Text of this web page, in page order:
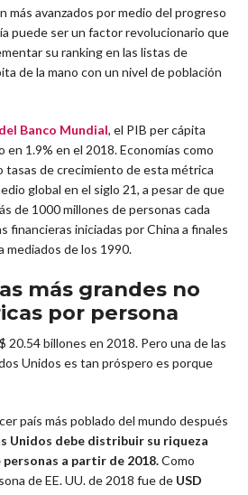
más avanzados por medio del progreso
puede ser un factor revolucionario que
su ranking en las listas de
de la mano con un nivel de población
Banco Mundial, el PIB per cápita
en 1.9% en el 2018. Economías como
tasas de crecimiento de esta métrica
global en el siglo 21, a pesar de que
de 1000 millones de personas cada
financieras iniciadas por China a finales
mediados de los 1990.
más grandes no
por persona
20.54 billones en 2018. Pero una de las
Unidos es tan próspero es porque
país más poblado del mundo después
Unidos debe distribuir su riqueza
a partir de 2018.Como
de EE. UU. de 2018 fue de USD